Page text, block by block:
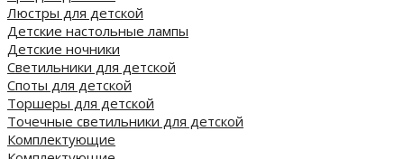
Люстры для детской
Детские настольные лампы
Детские ночники
Светильники для детской
Споты для детской
Торшеры для детской
Точечные светильники для детской
Комплектующие